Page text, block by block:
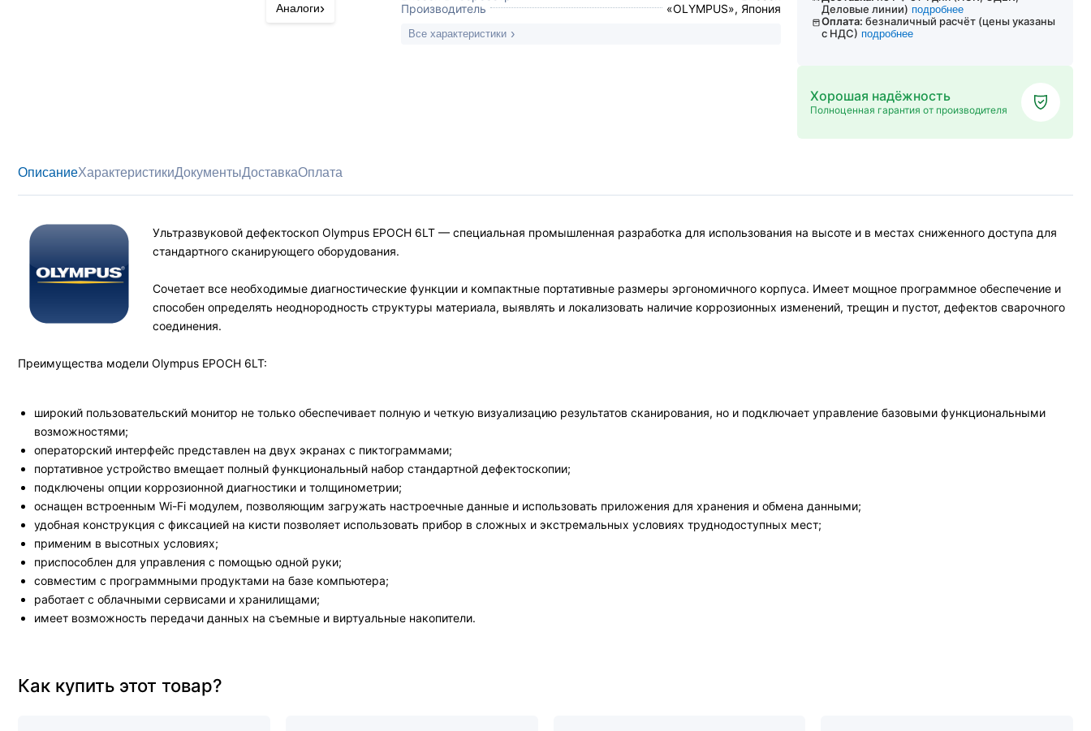
Аналоги›
Производитель
«OLYMPUS», Япония
Все характеристики
Деловые линии) подробнее
Оплата: безналичный расчёт (цены указаны
с НДС) подробнее
Хорошая надёжность
Полноценная гарантия от производителя
ОписаниеХарактеристикиДокументыДоставкаОплата
Ультразвуковой дефектоскоп Olympus EPOCH 6LT — специальная промышленная разработка для использования на высоте и в местах сниженного доступа для
стандартного сканирующего оборудования.
Сочетает все необходимые диагностические функции и компактные портативные размеры эргономичного корпуса. Имеет мощное программное обеспечение и
способен определять неоднородность структуры материала, выявлять и локализовать наличие коррозионных изменений, трещин и пустот, дефектов сварочного
соединения.
Преимущества модели Olympus EPOCH 6LT:
широкий пользовательский монитор не только обеспечивает полную и четкую визуализацию результатов сканирования, но и подключает управление базовыми функциональными
возможностями;
операторский интерфейс представлен на двух экранах с пиктограммами;
портативное устройство вмещает полный функциональный набор стандартной дефектоскопии;
подключены опции коррозионной диагностики и толщинометрии;
оснащен встроенным Wi-Fi модулем, позволяющим загружать настроечные данные и использовать приложения для хранения и обмена данными;
удобная конструкция с фиксацией на кисти позволяет использовать прибор в сложных и экстремальных условиях труднодоступных мест;
применим в высотных условиях;
приспособлен для управления с помощью одной руки;
совместим с программными продуктами на базе компьютера;
работает с облачными сервисами и хранилищами;
имеет возможность передачи данных на съемные и виртуальные накопители.
Как купить этот товар?